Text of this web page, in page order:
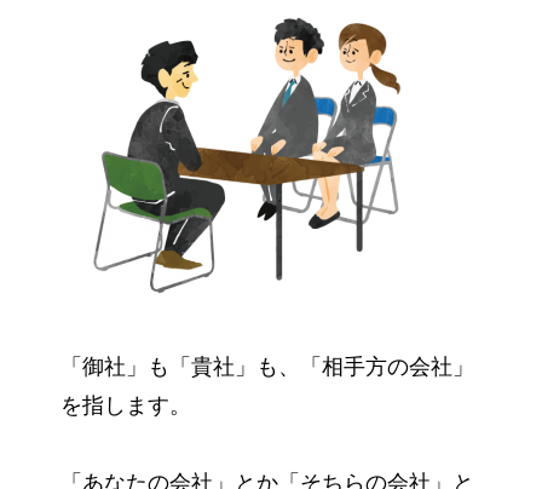
「御社」も「貴社」も、「相手方の会社」
を指します。
「あなたの会社」とか「そちらの会社」と